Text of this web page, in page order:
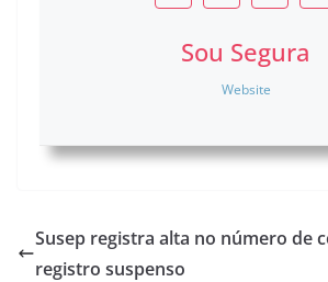
Sou Segura
Website
Susep registra alta no número de
registro suspenso